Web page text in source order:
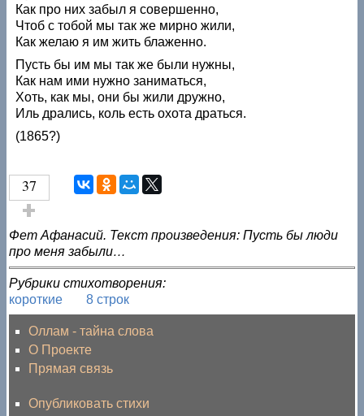
Как про них забыл я совершенно,
Чтоб с тобой мы так же мирно жили,
Как желаю я им жить блаженно.
Пусть бы им мы так же были нужны,
Как нам ими нужно заниматься,
Хоть, как мы, они бы жили дружно,
Иль дрались, коль есть охота драться.
(1865?)
37
Голос за!
Фет Афанасий. Текст произведения: Пусть бы люди
про меня забыли…
Рубрики стихотворения:
короткие
8 строк
Оллам - тайна слова
О Проекте
Прямая связь
Опубликовать стихи